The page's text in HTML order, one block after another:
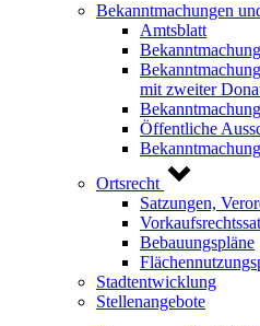
Bekanntmachungen
Amtsblatt
mit zweiter
Öffentliche
Ortsrecht
Satzungen,
Bebauungspläne
Stadtentwicklung
Stellenangebote